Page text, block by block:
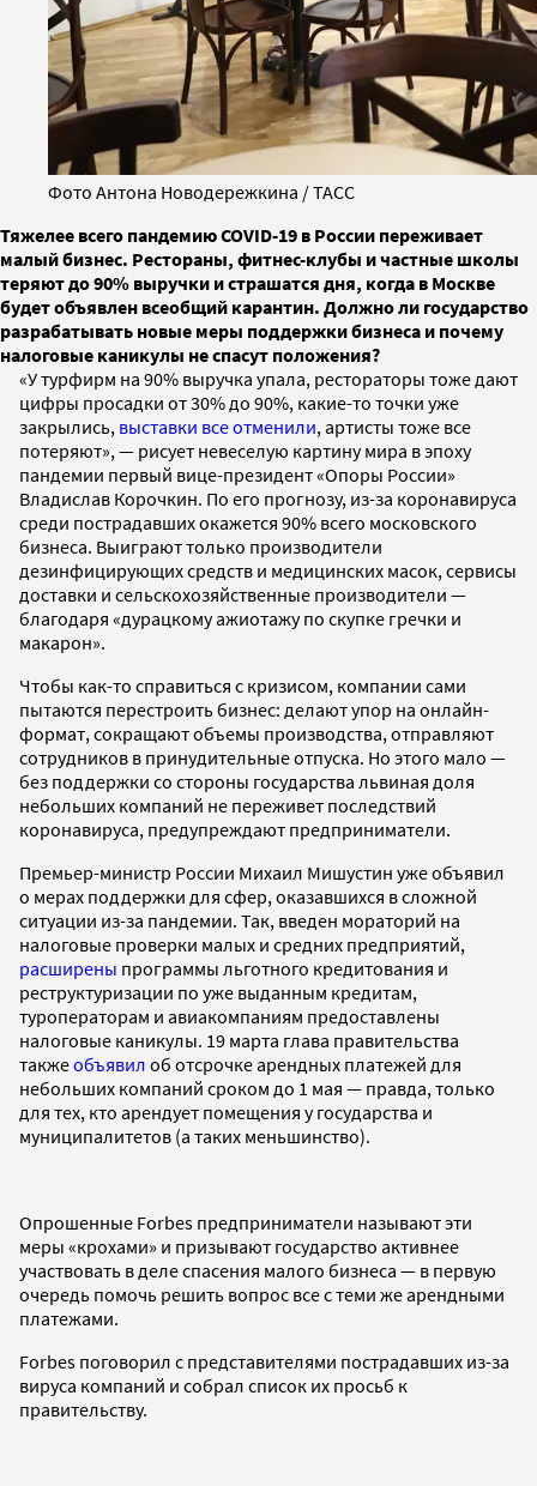
Фото Антона Новодережкина / ТАСС
Тяжелее всего пандемию COVID-19 в России переживает
малый бизнес. Рестораны, фитнес-клубы и частные школы
теряют до 90% выручки и страшатся дня, когда в Москве
будет объявлен всеобщий карантин. Должно ли государство
разрабатывать новые меры поддержки бизнеса и почему
налоговые каникулы не спасут положения?
«У турфирм на 90% выручка упала, рестораторы тоже дают
цифры просадки от 30% до 90%, какие-то точки уже
закрылись, выставки все отменили, артисты тоже все
потеряют», — рисует невеселую картину мира в эпоху
пандемии первый вице-президент «Опоры России»
Владислав Корочкин. По его прогнозу, из-за коронавируса
среди пострадавших окажется 90% всего московского
бизнеса. Выиграют только производители
дезинфицирующих средств и медицинских масок, сервисы
доставки и сельскохозяйственные производители —
благодаря «дурацкому ажиотажу по скупке гречки и
макарон».
Чтобы как-то справиться с кризисом, компании сами
пытаются перестроить бизнес: делают упор на онлайн-
формат, сокращают объемы производства, отправляют
сотрудников в принудительные отпуска. Но этого мало —
без поддержки со стороны государства львиная доля
небольших компаний не переживет последствий
коронавируса, предупреждают предприниматели.
Премьер-министр России Михаил Мишустин уже объявил
о мерах поддержки для сфер, оказавшихся в сложной
ситуации из-за пандемии. Так, введен мораторий на
налоговые проверки малых и средних предприятий,
расширены программы льготного кредитования и
реструктуризации по уже выданным кредитам,
туроператорам и авиакомпаниям предоставлены
налоговые каникулы. 19 марта глава правительства
такжеобъявил об отсрочке арендных платежей для
небольших компаний сроком до 1 мая — правда, только
для тех, кто арендует помещения у государства и
муниципалитетов (а таких меньшинство).
Опрошенные Forbes предприниматели называют эти
меры «крохами» и призывают государство активнее
участвовать в деле спасения малого бизнеса — в первую
очередь помочь решить вопрос все с теми же арендными
платежами.
Forbes поговорил с представителями пострадавших из-за
вируса компаний и собрал список их просьб к
правительству.